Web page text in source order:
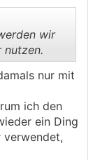
wir
nutzen.
nur mit
ich den
ein Ding
verwendet,